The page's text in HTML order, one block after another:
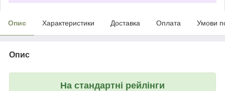
Опис Характеристики Доставка Оплата Умови
Опис
На стандартні рейлінги